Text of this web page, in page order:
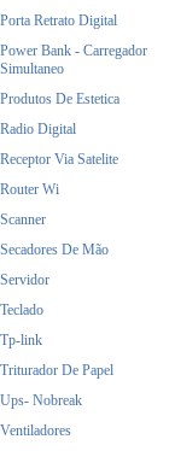
Porta Retrato Digital
Power Bank - Carregador
Simultaneo
Produtos De Estetica
Radio Digital
Receptor Via Satelite
Router Wi
Scanner
Secadores De Mão
Servidor
Teclado
Tp-link
Triturador De Papel
Ups- Nobreak
Ventiladores